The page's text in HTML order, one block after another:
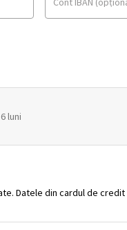
luni
Datele din cardul de